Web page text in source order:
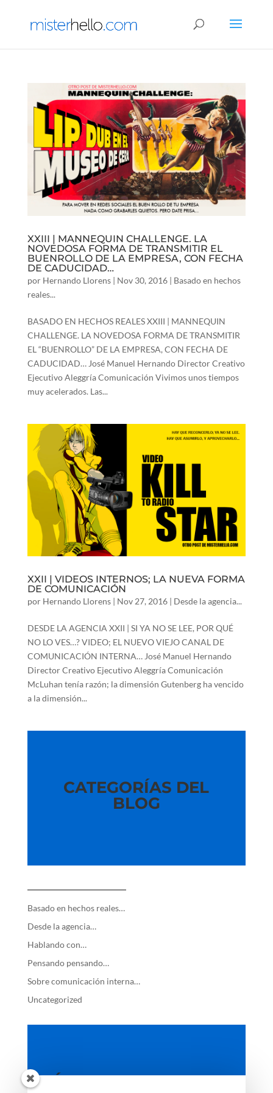
XXIII | MANNEQUIN CHALLENGE. LA
NOVEDOSA FORMA DE TRANSMITIR EL
BUENROLLO DE LA EMPRESA, CON FECHA
DE CADUCIDAD…
por Hernando Llorens| Nov 30, 2016| Basado en hechos
reales...
BASADO EN HECHOS REALES XXIII | MANNEQUIN
CHALLENGE. LA NOVEDOSA FORMA DE TRANSMITIR
EL “BUENROLLO” DE LA EMPRESA, CON FECHA DE
CADUCIDAD… José Manuel Hernando Director Creativo
Ejecutivo Aleggría Comunicación Vivimos unos tiempos
muy acelerados. Las...
XXII | VIDEOS INTERNOS; LA NUEVA FORMA
DE COMUNICACIÓN
por Hernando Llorens| Nov 27, 2016| Desde la agencia...
DESDE LA AGENCIA XXII | SI YA NO SE LEE, POR QUÉ
NO LO VES…? VIDEO; EL NUEVO VIEJO CANAL DE
COMUNICACIÓN INTERNA… José Manuel Hernando
Director Creativo Ejecutivo Aleggría Comunicación
McLuhan tenía razón; la dimensión Gutenberg ha vencido
a la dimensión...
CATEGORÍAS DEL
BLOG
—————————
Basado en hechos reales…
Desde la agencia…
Hablando con…
Pensando pensando…
Sobre comunicación interna…
Uncategorized
ÚLTIMAS ENTRADAS